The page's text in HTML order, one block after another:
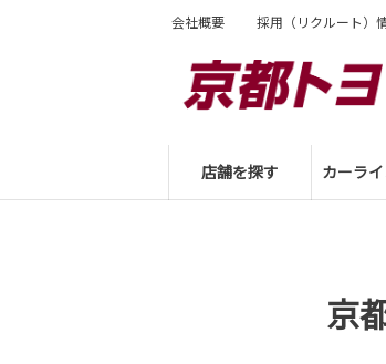
店舗を探す カーラ
会社概要 採用（リクルート）
京